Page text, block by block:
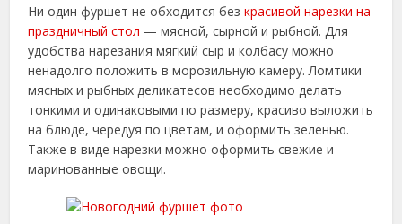
Ни один фуршет не обходится безкрасивой нарезки на
праздничный стол — мясной, сырной и рыбной. Для
удобства нарезания мягкий сыр и колбасу можно
ненадолго положить в морозильную камеру. Ломтики
мясных и рыбных деликатесов необходимо делать
тонкими и одинаковыми по размеру, красиво выложить
на блюде, чередуя по цветам, и оформить зеленью.
Также в виде нарезки можно оформить свежие и
маринованные овощи.